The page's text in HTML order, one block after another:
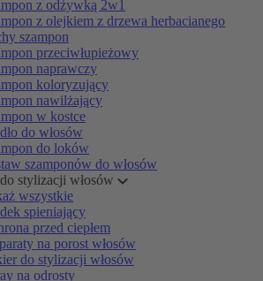
z odżywką 2w1
z olejkiem z drzewa herbacianego
szampon
przeciwłupieżowy
naprawczy
koloryzujący
nawilżający
w kostce
do włosów
do loków
szamponów do włosów
stylizacji włosów
wszystkie
spieniający
przed ciepłem
na porost włosów
do stylizacji włosów
na odrosty